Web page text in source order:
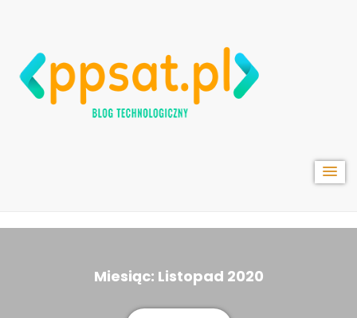
Miesiąc: Listopad 2020